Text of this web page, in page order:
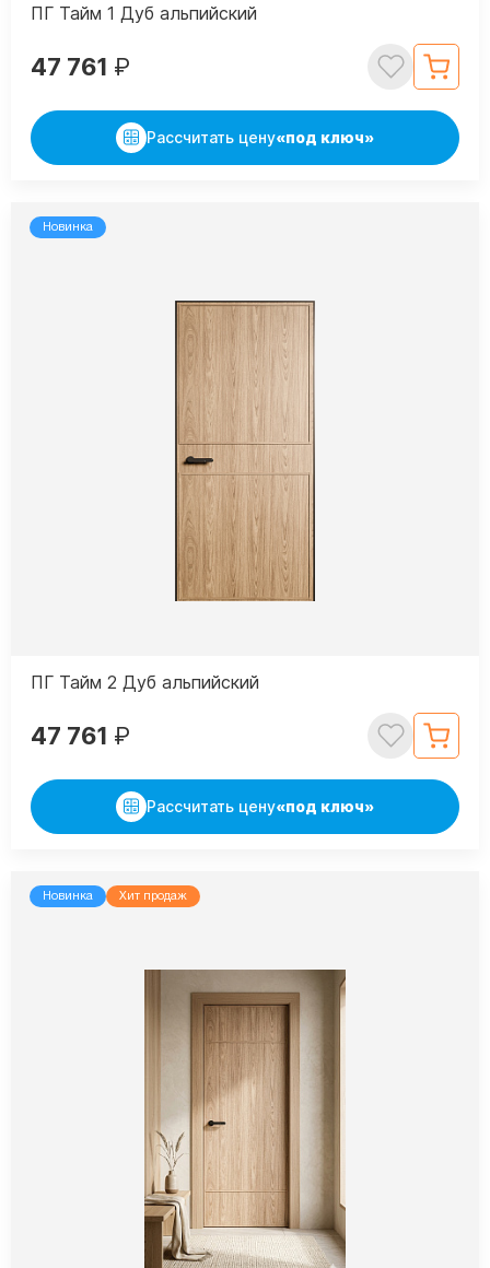
ПГ Тайм 1 Дуб альпийский
47 761 ₽
Рассчитать цену«под ключ»
Новинка
ПГ Тайм 2 Дуб альпийский
47 761 ₽
Рассчитать цену«под ключ»
Новинка Хит продаж